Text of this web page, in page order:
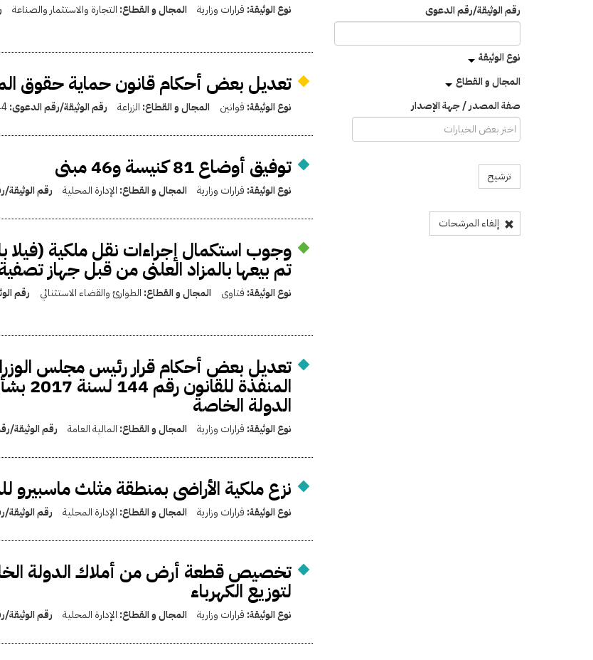
رقم الوثيقة/رقم الدعوى
نوع الوثيقة
المجال و القطاع
صفة المصدر / جهة الإصدار
ترشيح
إلغاء المرشحات
نوع الوثيقة: قرارات وزارية المجال و القطاع: التجارة والاستثمار والصناعة
تعديل بعض أحكام قانون حماية حقوق الملكية
نوع الوثيقة: قوانين المجال و القطاع: الزراعة رقم الوثيقة/رقم الدعوى:
توفيق أوضاع 81 كنيسة و46 مبنى
نوع الوثيقة: قرارات وزارية المجال و القطاع: الإدارة المحلية رقم
وجوب استكمال إجراءات نقل ملكية (فيلا
تم بيعها بالمزاد العلنى من قبل جهاز
نوع الوثيقة: فتاوى المجال و القطاع: الطوارئ والقضاء الاستثنائي رقم
الدولة الخاصة
نوع الوثيقة: قرارات وزارية المجال و القطاع: المالية العامة رقم الوثيقة/
نزع ملكية الأراضى بمنطقة مثلث ماسبيرو
نوع الوثيقة: قرارات وزارية المجال و القطاع: الإدارة المحلية رقم
تخصيص قطعة أرض من أملاك الدولة
لتوزيع الكهرباء
نوع الوثيقة: قرارات وزارية المجال و القطاع: الإدارة المحلية رقم